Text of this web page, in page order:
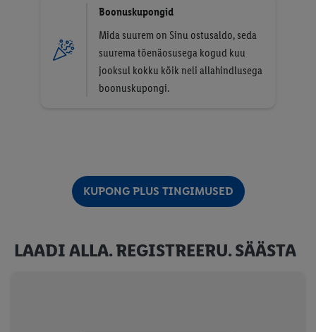
Boonuskupongid
Mida suurem on Sinu ostusaldo, seda
suurema tõenäosusega kogud kuu
jooksul kokku kõik neli allahindlusega
boonuskupongi.
KUPONG PLUS TINGIMUSED
LAADI ALLA. REGISTREERU. SÄÄSTA